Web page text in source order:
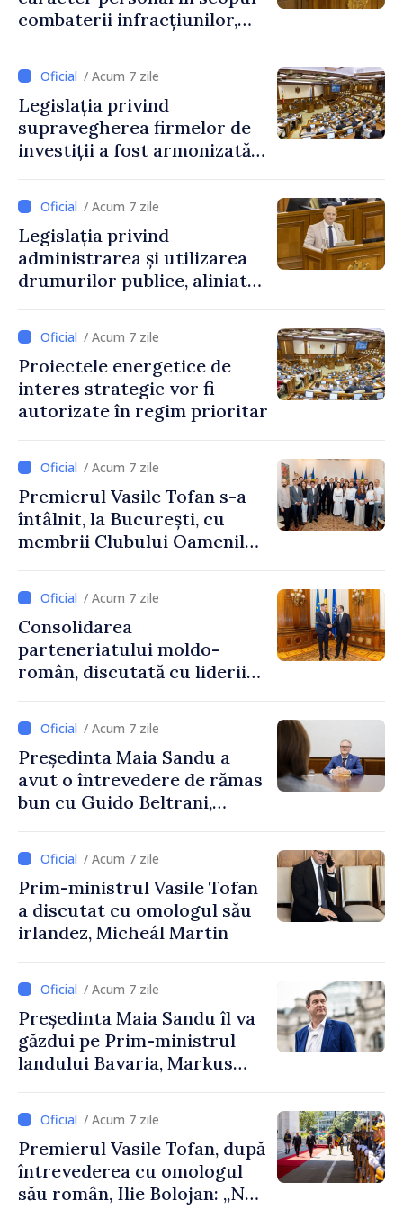
combaterii infracțiunilor,
/ Acum 7 zile
Legislația privind
supravegherea firmelor de
investiții a fost armonizată
/ Acum 7 zile
Legislația privind
administrarea și utilizarea
drumurilor publice, aliniată
/ Acum 7 zile
Proiectele energetice de
interes strategic vor fi
autorizate în regim prioritar
/ Acum 7 zile
Premierul Vasile Tofan s-a
întâlnit, la București, cu
membrii Clubului Oamenilor
/ Acum 7 zile
Consolidarea
parteneriatului moldo-
român, discutată cu liderii
/ Acum 7 zile
Președinta Maia Sandu a
avut o întrevedere de rămas
bun cu Guido Beltrani,
Cooperare al Elveției în
Republica Moldova
/ Acum 7 zile
Prim-ministrul Vasile Tofan
a discutat cu omologul său
irlandez, Micheál Martin
/ Acum 7 zile
Președinta Maia Sandu îl va
găzdui pe Prim-ministrul
landului Bavaria, Markus
/ Acum 7 zile
Premierul Vasile Tofan, după
întrevederea cu omologul
său român, Ilie Bolojan: „Ne